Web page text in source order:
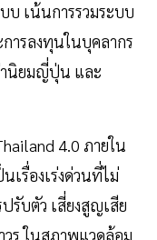
เน้นการรวมระบบ
ารลงทุนในบุคลากร
านิยมญี่ปุ่น และ
4.0 ภายใน
เรื่องเร่งด่วนที่ไม่
รับตัว เสี่ยงสูญเสีย
วร ในสภาพแวดล้อม